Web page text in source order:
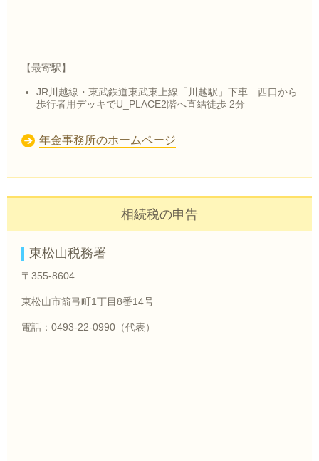
【最寄駅】
JR川越線・東武鉄道東武東上線「川越駅」下車 西口から
歩行者用デッキでU_PLACE2階へ直結徒歩 2分
年金事務所のホームページ
相続税の申告
東松山税務署
〒355-8604
東松山市箭弓町1丁目8番14号
電話：0493-22-0990（代表）